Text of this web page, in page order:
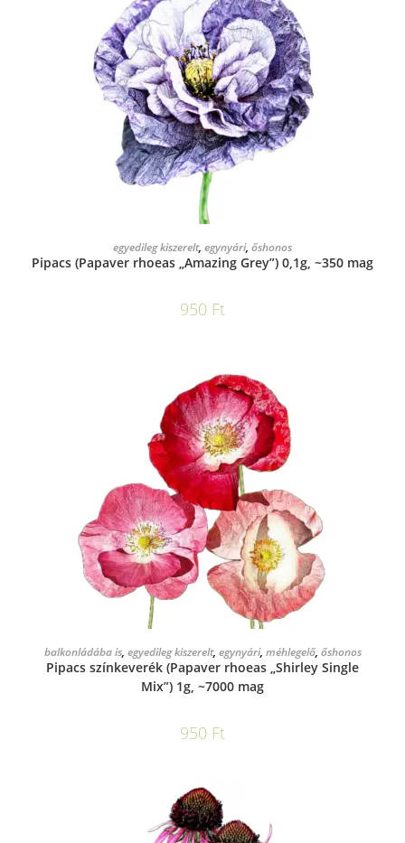
KOSÁRBA TESZEM
egyedileg kiszerelt, egynyári, őshonos
Pipacs (Papaver rhoeas „Amazing Grey”) 0,1g, ~350 mag
950 Ft
KOSÁRBA TESZEM
balkonládába is, egyedileg kiszerelt, egynyári, méhlegelő, őshonos
Pipacs színkeverék (Papaver rhoeas „Shirley Single
Mix”) 1g, ~7000 mag
950 Ft